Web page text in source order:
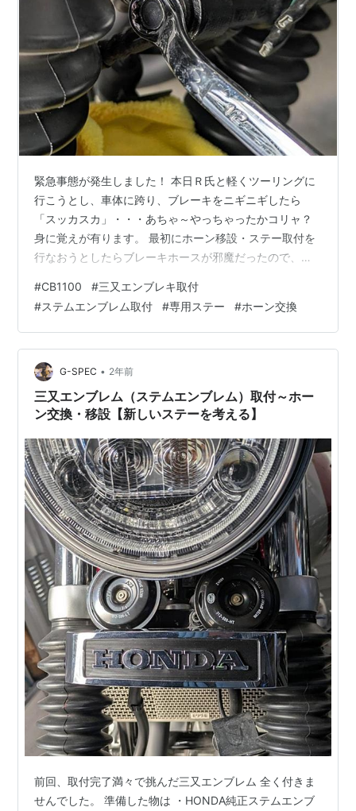
緊急事態が発生しました！ 本日Ｒ氏と軽くツーリングに
行こうとし、車体に跨り、ブレーキをニギニギしたら
「スッカスカ」・・・あちゃ～やっちゃったかコリャ？
身に覚えが有ります。 最初にホーン移設・ステー取付を
行なおうとしたらブレーキホースが邪魔だったので、角
よ。その時はブレーキオイルも漏れてなかったので何も
気にしてなかったのですがエアーが入ってしまったんで
しょう。これじゃあツーリングには行けません。エアー
抜き工具もブレーキフルードも無いので、行先はバロン
さんになりました。ゆっくり向かいます。早速事情を伝
えると工場が空いていたので直ぐに作業していただ…
#CB1100 #三又エンブレキ取付
#ステムエンブレム取付 #専用ステー #ホーン交換
G-SPEC • 2年前
三又エンブレム（ステムエンブレム）取付～ホー
ン交換・移設【新しいステーを考える】
前回、取付完了満々で挑んだ三又エンブレム 全く付きま
せんでした。 準備した物は ・HONDA純正ステムエンブ